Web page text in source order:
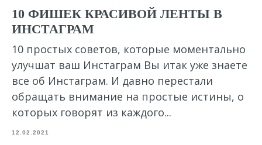
10 ФИШЕК КРАСИВОЙ ЛЕНТЫ В
ИНСТАГРАМ
10 простых советов, которые моментально
улучшат ваш Инстаграм Вы итак уже знаете
все об Инстаграм. И давно перестали
обращать внимание на простые истины, о
которых говорят из каждого...
12.02.2021